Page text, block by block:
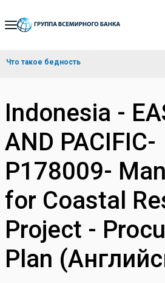
Skip
Navigation
Что такое бедность
Indonesia -
AND PACIFIC-
P178009-
for Coastal
Project -
Plan